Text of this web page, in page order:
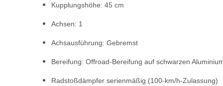
Kupplungshöhe: 45 cm
Achsen: 1
Achsausführung: Gebremst
Bereifung: Offroad-Bereifung auf schwarzen
Radstoßdämpfer serienmäßig (100-km/h-Zulassung)